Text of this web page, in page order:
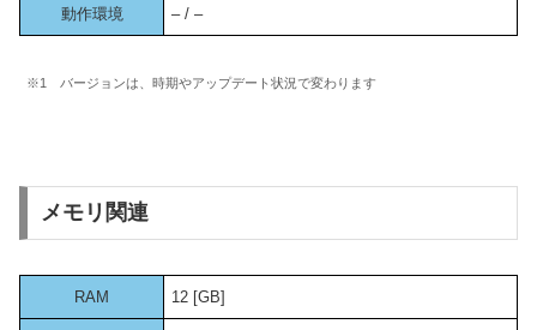
動作環境 – / –
※1 バージョンは、時期やアップデート状況で変わります
メモリ関連
RAM 12 [GB]